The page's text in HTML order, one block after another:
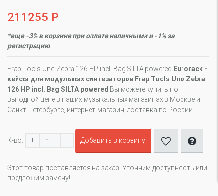
211255 Р
*еще -3% в корзине при оплате наличными и -1% за
регистрацию
Frap Tools Uno Zebra 126 HP incl. Bag SILTA powered Eurorack -
кейсы для модульных синтезаторов Frap Tools Uno Zebra
126 HP incl. Bag SILTA powered Вы можете купить по
выгодной цене в наших музыкальных магазинах в Москве и
Санкт-Петербурге, интернет-магазин, доставка по России.
К-во: + - Добавить в корзину
Этот товар поставляется на заказ. Уточним доступность или
предложим замену!